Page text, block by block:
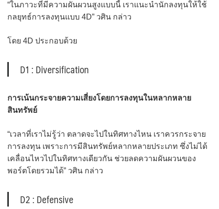
“ในภาวะที่มีความผันผวนสูงแบบนี้ เราแนะนำนักลงทุนให้ใช้
กลยุทธ์การลงทุนแบบ 4D” วศิน กล่าว
โดย 4D ประกอบด้วย
D1 : Diversification
การเน้นกระจายความเสี่ยงโดยการลงทุนในหลากหลาย
สินทรัพย์
“เวลาที่เราไม่รู้ว่า ตลาดจะไปในทิศทางไหน เราควรกระจาย
การลงทุน เพราะการมีสินทรัพย์หลากหลายประเภท ซึ่งไม่ได้
เคลื่อนไหวไปในทิศทางเดียวกัน ช่วยลดความผันผวนของ
พอร์ตโดยรวมได้” วศิน กล่าว
D2 : Defensive